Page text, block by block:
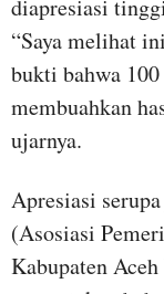
diapresiasi
“Saya melihat
bukti bahwa
membuahkan
ujarnya.
Apresiasi
(Asosiasi
Kabupaten